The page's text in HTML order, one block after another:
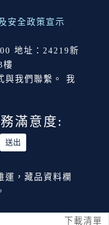
下載清單
安全政策宣示
地址：24219新
樓
與我們聯繫。 我
滿意度:
運，藏品資料欄